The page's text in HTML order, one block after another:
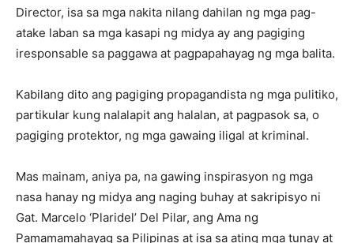
Director, isa sa mga nakita nilang dahilan ng mga pag-
atake laban sa mga kasapi ng midya ay ang pagiging
iresponsable sa paggawa at pagpapahayag ng mga balita.
Kabilang dito ang pagiging propagandista ng mga pulitiko,
partikular kung nalalapit ang halalan, at pagpasok sa, o
pagiging protektor, ng mga gawaing iligal at kriminal.
Mas mainam, aniya pa, na gawing inspirasyon ng mga
nasa hanay ng midya ang naging buhay at sakripisyo ni
Gat. Marcelo ‘Plaridel’ Del Pilar, ang Ama ng
Pamamamahayag sa Pilipinas at isa sa ating mga tunay at